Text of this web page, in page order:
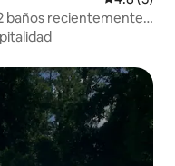
baños recientemente